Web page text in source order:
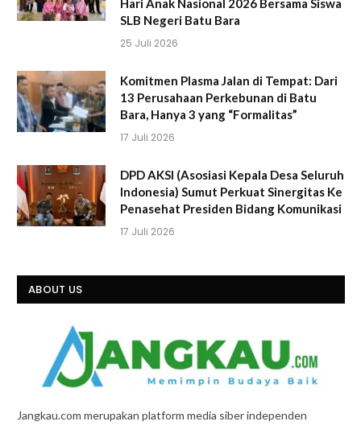
Hari Anak Nasional 2026 Bersama Siswa
SLB Negeri Batu Bara
25 Juli 2026
Komitmen Plasma Jalan di Tempat: Dari
13 Perusahaan Perkebunan di Batu
Bara, Hanya 3 yang “Formalitas”
17 Juli 2026
DPD AKSI (Asosiasi Kepala Desa Seluruh
Indonesia) Sumut Perkuat Sinergitas Ke
Penasehat Presiden Bidang Komunikasi
17 Juli 2026
ABOUT US
Jangkau.com merupakan platform media siber independen